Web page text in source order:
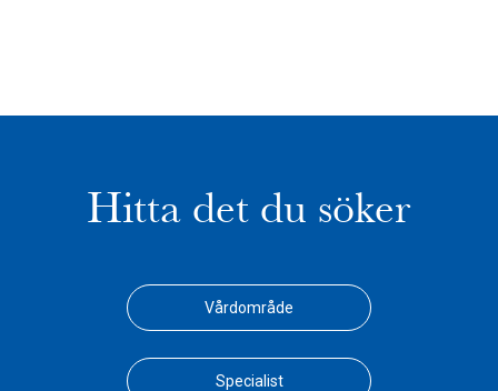
Hitta det du söker
Vårdområde
Specialist